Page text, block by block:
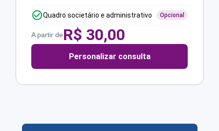
Quadro societário e administrativo Opcional
A partir deR$ 30,00
Personalizar consulta